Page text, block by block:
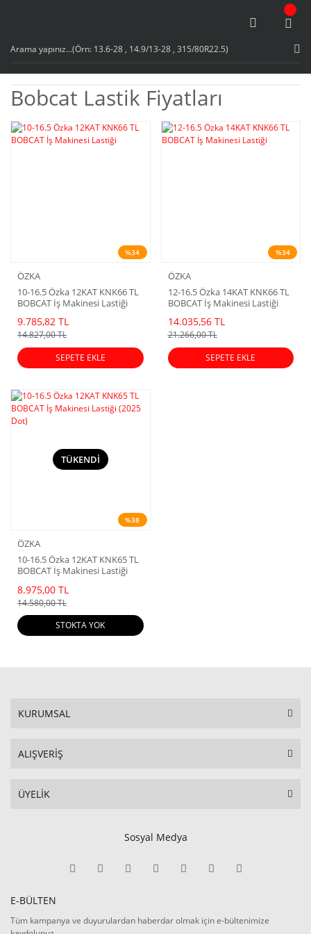
Bobcat Lastik Fiyatları
%34
ÖZKA
10-16.5 Özka 12KAT KNK66 TL
BOBCAT İş Makinesi Lastiği
9.785,82 TL
14.827,00 TL
SEPETE EKLE
%34
ÖZKA
12-16.5 Özka 14KAT KNK66 TL
BOBCAT İş Makinesi Lastiği
14.035,56 TL
21.266,00 TL
SEPETE EKLE
%38
TÜKENDİ
ÖZKA
10-16.5 Özka 12KAT KNK65 TL
BOBCAT İş Makinesi Lastiği
8.975,00 TL
14.580,00 TL
STOKTA YOK
KURUMSAL
ALIŞVERİŞ
ÜYELİK
Sosyal Medya
E-BÜLTEN
Tüm kampanya ve duyurulardan haberdar olmak için e-bültenimize